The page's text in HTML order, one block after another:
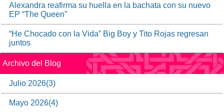
Alexandra reafirma su huella en la bachata con su nuevo
EP “The Queen”
“He Chocado con la Vida” Big Boy y Tito Rojas regresan
juntos
Archivo del Blog
Julio 2026(3)
Mayo 2026(4)